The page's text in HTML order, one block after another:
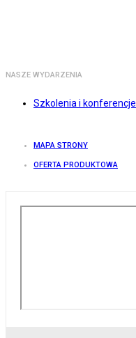
NASZE WYDARZENIA
Szkolenia i konferencje
MAPA STRONY
OFERTA PRODUKTOWA